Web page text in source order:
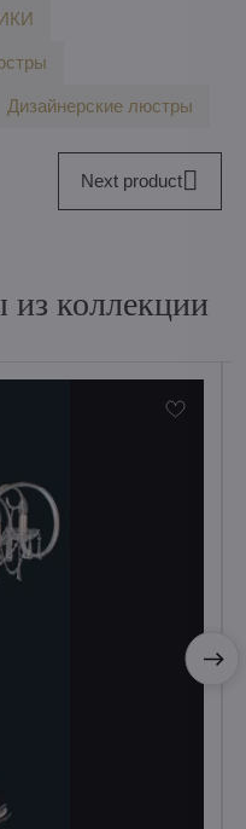
Дизайнерские люстры
Next product
из коллекции